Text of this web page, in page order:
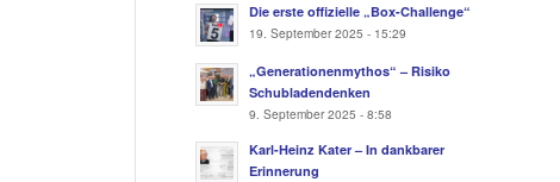
Die erste offizielle „Box-Challenge“
19. September 2025 - 15:29
„Generationenmythos“ – Risiko
Schubladendenken
9. September 2025 - 8:58
Karl-Heinz Kater – In dankbarer
Erinnerung